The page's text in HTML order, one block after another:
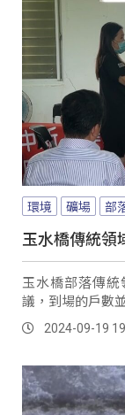
環境 礦場 部
玉水橋傳統領
玉水橋部落傳
議，到場的戶數
2024-09-19